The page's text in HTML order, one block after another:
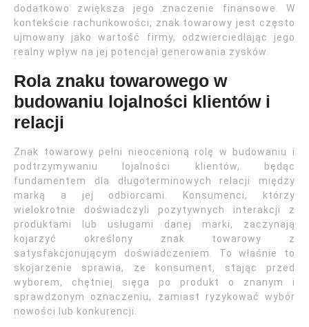
dodatkowo zwiększa jego znaczenie finansowe. W
kontekście rachunkowości, znak towarowy jest często
ujmowany jako wartość firmy, odzwierciedlając jego
realny wpływ na jej potencjał generowania zysków.
Rola znaku towarowego w
budowaniu lojalności klientów i
relacji
Znak towarowy pełni nieocenioną rolę w budowaniu i
podtrzymywaniu lojalności klientów, będąc
fundamentem dla długoterminowych relacji między
marką a jej odbiorcami. Konsumenci, którzy
wielokrotnie doświadczyli pozytywnych interakcji z
produktami lub usługami danej marki, zaczynają
kojarzyć określony znak towarowy z
satysfakcjonującym doświadczeniem. To właśnie to
skojarzenie sprawia, że konsument, stając przed
wyborem, chętniej sięga po produkt o znanym i
sprawdzonym oznaczeniu, zamiast ryzykować wybór
nowości lub konkurencji.